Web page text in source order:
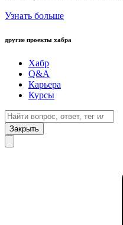
Узнать больше
другие проекты хабра
Хабр
Q&A
Карьера
Курсы
Закрыть